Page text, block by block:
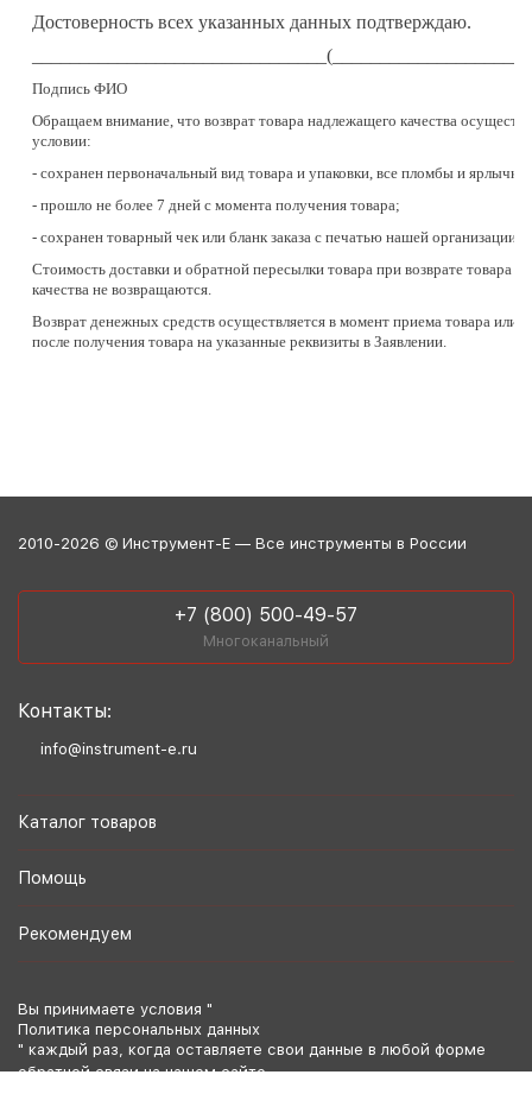
Достоверность всех указанных данных подтверждаю.
Подпись ФИО
Обращаем внимание, что возврат товара надлежащего качества
условии:
- сохранен первоначальный вид товара и упаковки, все пломбы и ярлычки;
- прошло не более 7 дней с момента получения товара;
- сохранен товарный чек или бланк заказа с печатью нашей организации;
Стоимость доставки и обратной пересылки товара при возврате товара
качества не возвращаются.
Возврат денежных средств осуществляется в момент приема товара или
после получения товара на указанные реквизиты в Заявлении.
2010-2026 © Инструмент-Е — Все инструменты в России
+7 (800) 500-49-57
Многоканальный
Контакты:
info@instrument-e.ru
Каталог товаров
Помощь
Рекомендуем
Вы принимаете условия "
Политика персональных данных
" каждый раз, когда оставляете свои данные в любой форме
обратной связи на нашем сайте.